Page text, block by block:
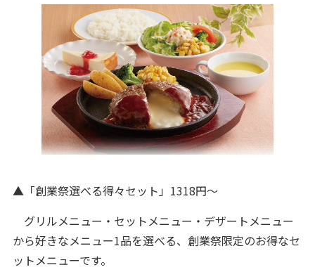
▲「創業祭選べる得々セット」1318円〜
グリルメニュー・セットメニュー・デザートメニュー
から好きなメニュー1品を選べる、創業祭限定のお得なセ
ットメニューです。